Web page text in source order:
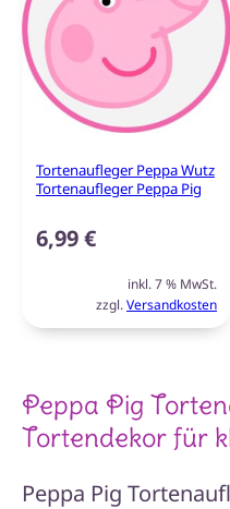
Tortenaufleger Peppa Wutz
Tortenaufleger Peppa Pig
6,99€
inkl. 7 % MwSt.
zzgl.Versandkosten
Peppa Pig
Tortendekor für
Peppa Pig